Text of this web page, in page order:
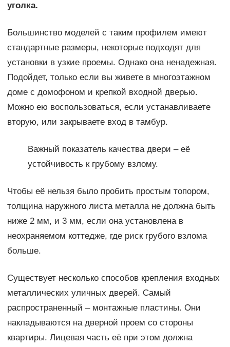
уголка.
Большинство моделей с таким профилем имеют
стандартные размеры, некоторые подходят для
установки в узкие проемы. Однако она ненадежная.
Подойдет, только если вы живете в многоэтажном
доме с домофоном и крепкой входной дверью.
Можно ею воспользоваться, если устанавливаете
вторую, или закрываете вход в тамбур.
Важный показатель качества двери – её
устойчивость к грубому взлому.
Чтобы её нельзя было пробить простым топором,
толщина наружного листа металла не должна быть
ниже 2 мм, и 3 мм, если она установлена в
неохраняемом коттедже, где риск грубого взлома
больше.
Существует несколько способов крепления входных
металлических уличных дверей. Самый
распространенный – монтажные пластины. Они
накладываются на дверной проем со стороны
квартиры. Лицевая часть её при этом должна